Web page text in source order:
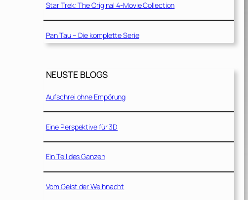
Star Trek: The Original 4-Movie Collection
Pan Tau – Die komplette Serie
NEUSTE BLOGS
Aufschrei ohne Empörung
Eine Perspektive für 3D
Ein Teil des Ganzen
Vom Geist der Weihnacht